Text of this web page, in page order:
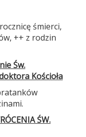
śmierci,
++ z rodzin
Św.
Kościoła
ŚW.